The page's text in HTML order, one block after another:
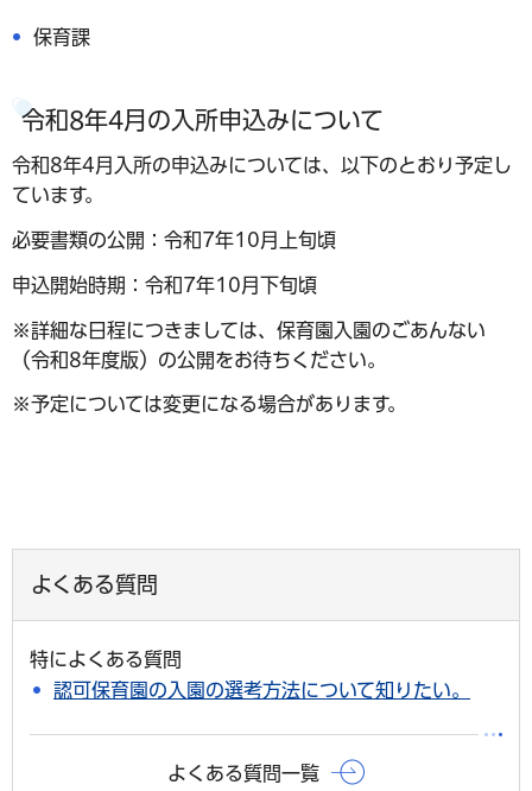
保育課
令和8年4月の入所申込みについて
令和8年4月入所の申込みについては、以下のとおり予定し
ています。
必要書類の公開：令和7年10月上旬頃
申込開始時期：令和7年10月下旬頃
※詳細な日程につきましては、保育園入園のごあんない
（令和8年度版）の公開をお待ちください。
※予定については変更になる場合があります。
よくある質問
特によくある質問
認可保育園の入園の選考方法について知りたい。
よくある質問一覧